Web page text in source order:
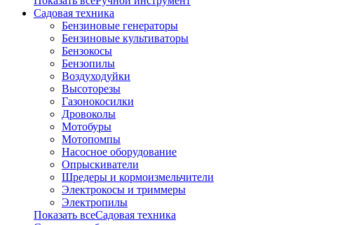
Садовая техника
Бензиновые генераторы
Бензиновые культиваторы
Бензокосы
Бензопилы
Воздуходуйки
Высоторезы
Газонокосилки
Дровоколы
Мотобуры
Мотопомпы
Насосное оборудование
Опрыскиватели
Шредеры и кормоизмельчители
Электрокосы и триммеры
Электропилы
Показать всеСадовая техника